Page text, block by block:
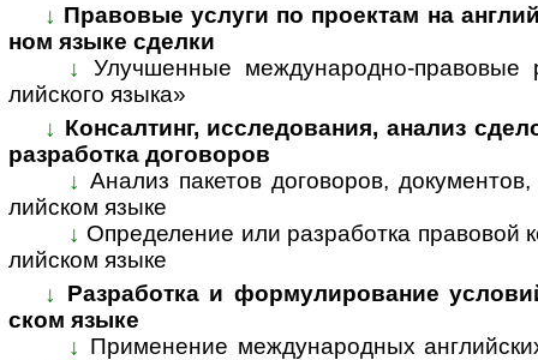
↓ Правовые услуги по проектам на
ном язы­ке сделки
↓
Улучшенные международно-
лийс­кого языка»
↓ Консалтинг, исследования, анализ
раз­ра­ботка дого­воров
↓ Анализ пакетов договоров,
лий­ском языке
↓ Определение или разработка правовой
лий­ском языке
↓
Разработка и формулирование
ском языке
↓ Применение международных